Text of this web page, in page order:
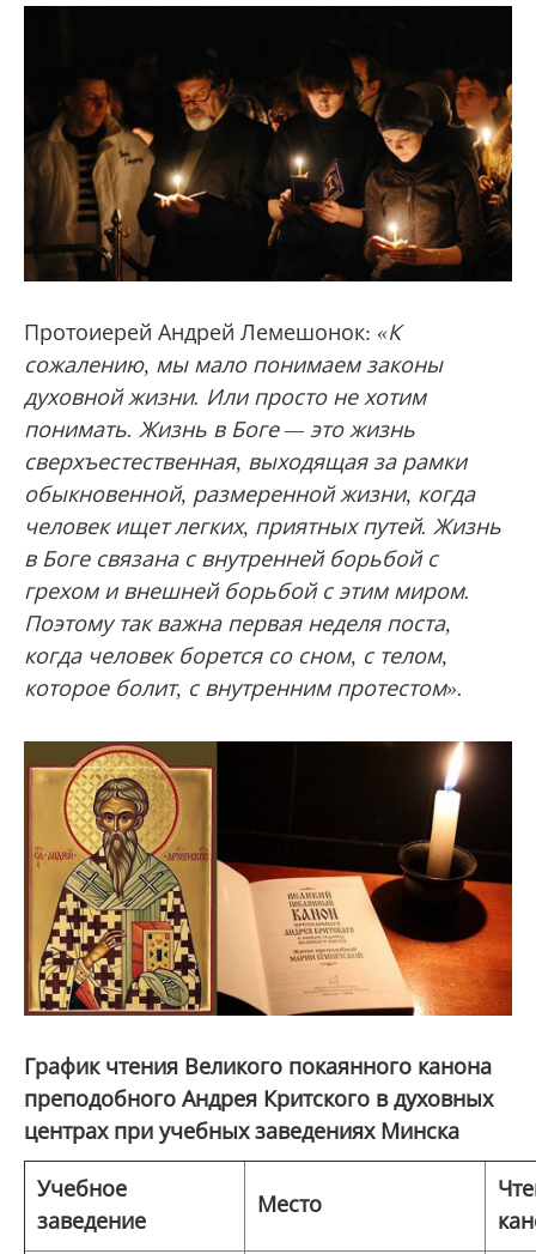
Протоиерей Андрей Лемешонок: «К
сожалению, мы мало понимаем законы
духовной жизни. Или просто не хотим
понимать. Жизнь в Боге — это жизнь
сверхъестественная, выходящая за рамки
обыкновенной, размеренной жизни, когда
человек ищет легких, приятных путей. Жизнь
в Боге связана с внутренней борьбой с
грехом и внешней борьбой с этим миром.
Поэтому так важна первая неделя поста,
когда человек борется со сном, с телом,
которое болит, с внутренним протестом».
График чтения Великого покаянного канона
преподобного Андрея Критского в духовных
центрах при учебных заведениях Минска
Учебное
заведение
Место